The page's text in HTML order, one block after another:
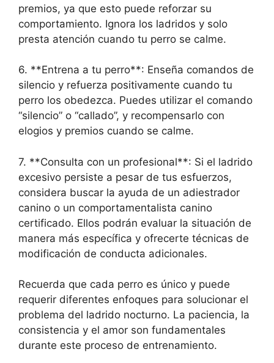
premios, ya que esto puede reforzar su
comportamiento. Ignora los ladridos y solo
presta atención cuando tu perro se calme.
6. **Entrena a tu perro**: Enseña comandos de
silencio y refuerza positivamente cuando tu
perro los obedezca. Puedes utilizar el comando
“silencio” o “callado”, y recompensarlo con
elogios y premios cuando se calme.
7. **Consulta con un profesional**: Si el ladrido
excesivo persiste a pesar de tus esfuerzos,
considera buscar la ayuda de un adiestrador
canino o un comportamentalista canino
certificado. Ellos podrán evaluar la situación de
manera más específica y ofrecerte técnicas de
modificación de conducta adicionales.
Recuerda que cada perro es único y puede
requerir diferentes enfoques para solucionar el
problema del ladrido nocturno. La paciencia, la
consistencia y el amor son fundamentales
durante este proceso de entrenamiento.